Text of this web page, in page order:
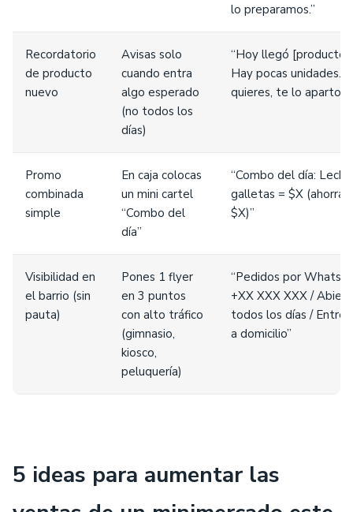
lo preparamos.”
Recordatorio
de producto
nuevo
Avisas solo
cuando entra
algo esperado
(no todos los
días)
“Hoy llegó [producto].
Hay pocas unidades. Si
quieres, te lo aparto.”
Promo
combinada
simple
En caja colocas
un mini cartel
“Combo del
día”
“Combo del día:
galletas = $X (ahorras
$X)”
Visibilidad en
el barrio (sin
pauta)
Pones 1 flyer
en 3 puntos
con alto tráfico
(gimnasio,
kiosco,
peluquería)
“Pedidos por
+XX XXX XXX /
todos los días /
a domicilio”
5 ideas para aumentar las